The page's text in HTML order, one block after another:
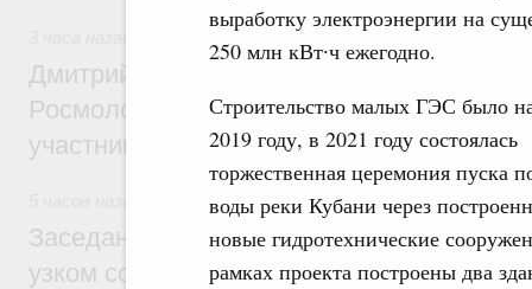
выработку электроэнергии на
250 млн кВт∙ч ежегодно.
Строительство малых ГЭС было
2019 году, в 2021 году состоялась
торжественная церемония пуска
воды реки Кубани через
новые гидротехнические
рамках проекта построены два
Молодёжная политика
Дмитрий Чернышенко, Сергей Кравцов и
Росмолодёжи Григорий Гуров
участников проекта «Кольцо открытий»
Евразийский экономический союз.
Заседание Евразийского
узком составе